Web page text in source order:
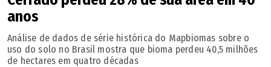
anos
Análise de dados de série histórica do Mapbiomas sobre o
uso do solo no Brasil mostra que bioma perdeu 40,5 milhões
de hectares em quatro décadas